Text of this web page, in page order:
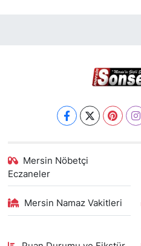
Mersin Nöbetçi
Eczaneler
Mersin Namaz Vakitleri